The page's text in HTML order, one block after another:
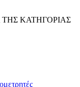
ΚΑΤΗΓΟΡΙΑΣ